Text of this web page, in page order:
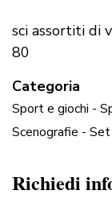
sci assortiti di
80
Categoria
Sport e giochi -
Scenografie -
Richiedi